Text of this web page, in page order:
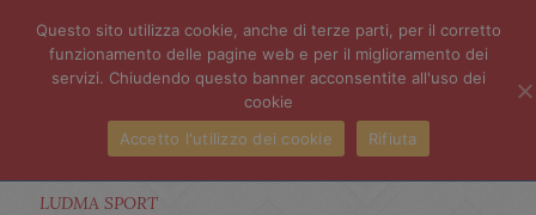
LUDMA SPORT
Questo sito utilizza cookie, anche di terze parti, per il corretto
funzionamento delle pagine web e per il miglioramento dei
servizi. Chiudendo questo banner acconsentite all'uso dei
cookie
Accetto l'utilizzo dei cookie
Rifiuta